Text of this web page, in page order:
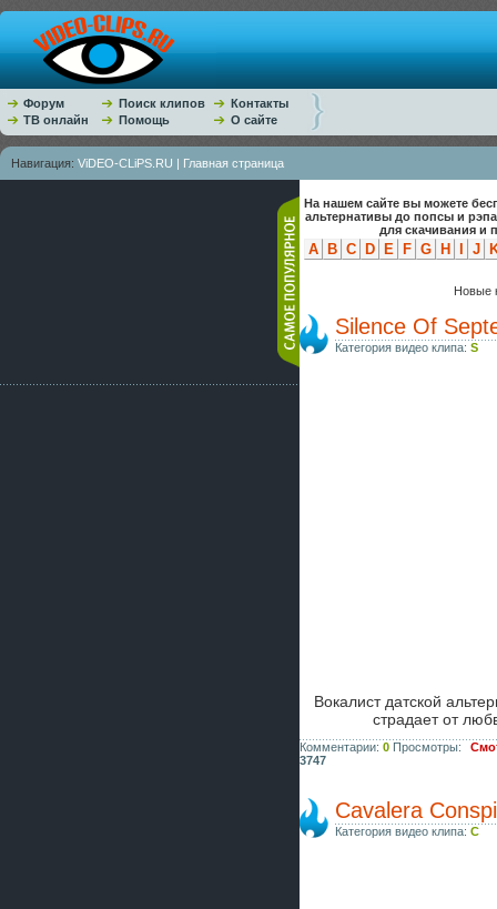
Форум Поиск клипов
Контакты
ТВ онлайн
Помощь О сайте
Навигация: ViDEO-CLiPS.RU | Главная страница
На нашем сайте вы можете
альтернативы до попсы и
для скачивания и
A B C D E F G H J
Новые
Silence Of
Категория видео клипа: S
Вокалист датской
страдает от
Комментарии: 0 Просмотры:
3747
Cavalera
Категория видео клипа: C